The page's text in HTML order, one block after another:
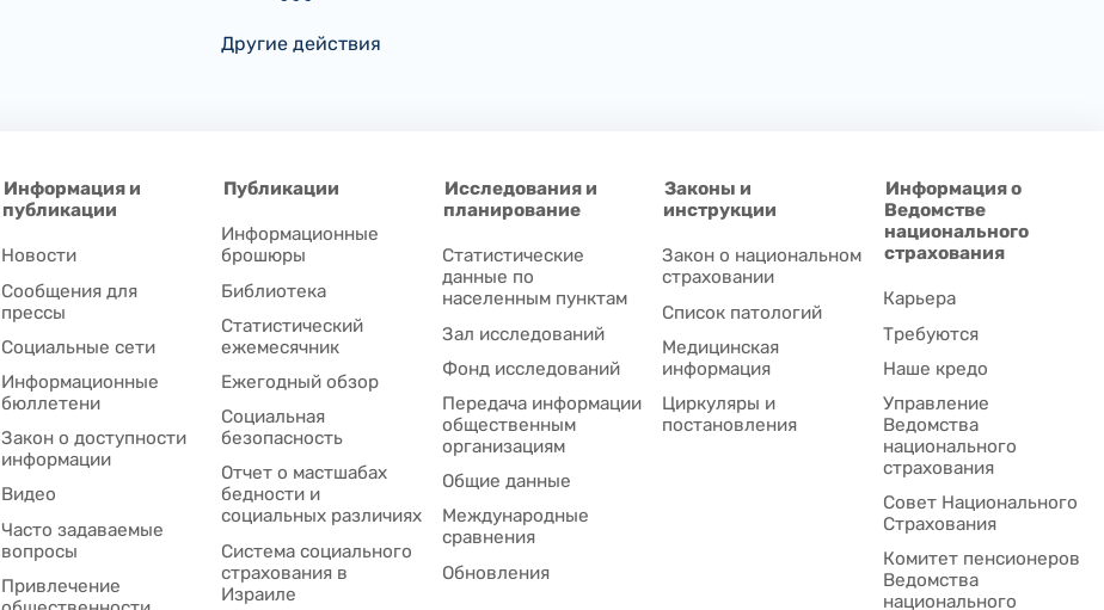
Другие действия
Информация о
Ведомстве
национального
страхования
Карьера
Требуются
Наше кредо
Управление
Ведомства
национального
страхования
Совет Национального
Cтрахования
Комитет пенсионеров
Ведомства
национального
Законы и
инструкции
Закон о национальном
страховании
Список патологий
Медицинская
информация
Циркуляры и
постановления
Исследования и
планирование
Статистические
данные по
населенным пунктам
Зал исследований
Фонд исследований
Передача информации
общественным
организациям
Общие данные
Международные
сравнения
Обновления
Публикации
Информационные
брошюры
Библиотека
Статистический
ежемесячник
Ежегодный обзор
Социальная
безопасность
Отчет о мастшабах
бедности и
социальных различиях
Система социального
страхования в
Израиле
Информация и
публикации
Новости
Сообщения для
прессы
Социальные сети
Информационные
бюллетени
Закон о доступности
информации
Видео
Часто задаваемые
вопросы
Привлечение